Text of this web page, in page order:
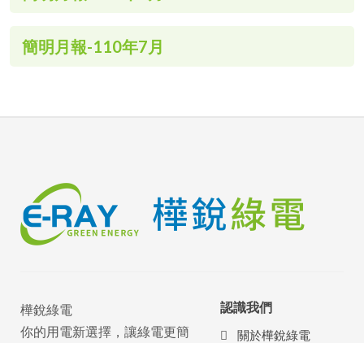
簡明月報-110年7月
樺銳綠電
你的用電新選擇，讓綠電更簡
認識我們
關於樺銳綠電